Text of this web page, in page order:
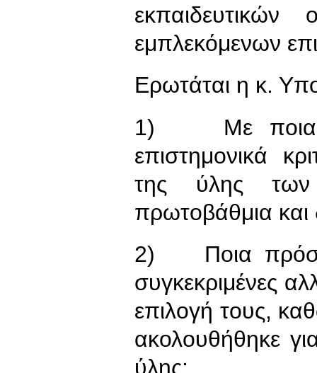
εμπλεκόμενων
Ερωτάται η κ.
1) Με ποια
επιστημονικά
της ύλης των
πρωτοβάθμια και
2) Ποια
συγκεκριμένες
επιλογή τους,
ακολουθήθηκε
ύλης;